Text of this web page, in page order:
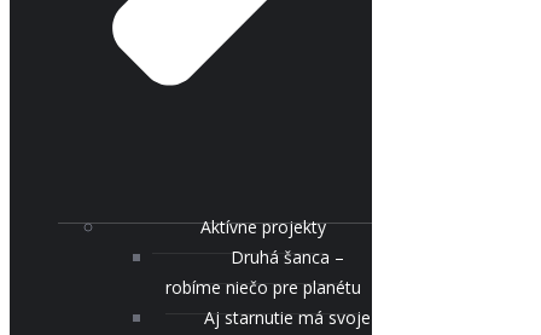
Aktívne projekty
Druhá šanca –
robíme niečo pre planétu
Aj starnutie má svoje